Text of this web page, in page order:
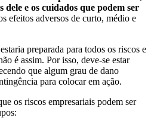
dele e os cuidados que podem ser
efeitos adversos de curto, médio e
preparada para todos os riscos e
é assim. Por isso, deve-se estar
que algum grau de dano
para colocar em ação.
os riscos empresariais podem ser